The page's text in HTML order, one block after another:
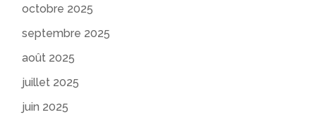
octobre 2025
septembre 2025
août 2025
juillet 2025
juin 2025